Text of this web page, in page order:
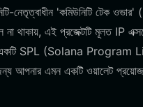
নেতৃত্বাধীন 'কমিউনিটি টেক ওভার'
থাকায়, এই প্রজেক্টটি মূলত IP
একটি SPL (Solana
আপনার এমন একটি ওয়ালেট